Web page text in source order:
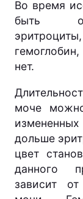
Во время
быть
нет.
моче
дольше
цвет
данного
зависит